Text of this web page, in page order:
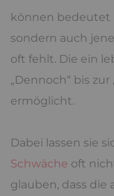
können bedeutet
sondern auch
oft fehlt. Die ein
„Dennoch“ bis
ermöglicht.
Dabei lassen sie
Schwäche oft
glauben, dass die